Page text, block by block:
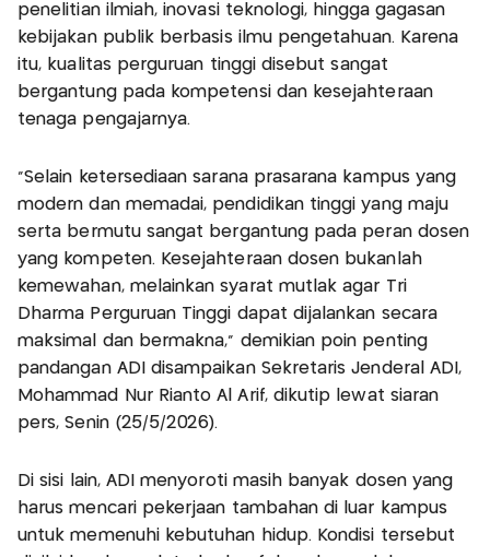
penelitian ilmiah, inovasi teknologi, hingga gagasan
kebijakan publik berbasis ilmu pengetahuan. Karena
itu, kualitas perguruan tinggi disebut sangat
bergantung pada kompetensi dan kesejahteraan
tenaga pengajarnya.
“Selain ketersediaan sarana prasarana kampus yang
modern dan memadai, pendidikan tinggi yang maju
serta bermutu sangat bergantung pada peran dosen
yang kompeten. Kesejahteraan dosen bukanlah
kemewahan, melainkan syarat mutlak agar Tri
Dharma Perguruan Tinggi dapat dijalankan secara
maksimal dan bermakna,” demikian poin penting
pandangan ADI disampaikan Sekretaris Jenderal ADI,
Mohammad Nur Rianto Al Arif, dikutip lewat siaran
pers, Senin (25/5/2026).
Di sisi lain, ADI menyoroti masih banyak dosen yang
harus mencari pekerjaan tambahan di luar kampus
untuk memenuhi kebutuhan hidup. Kondisi tersebut